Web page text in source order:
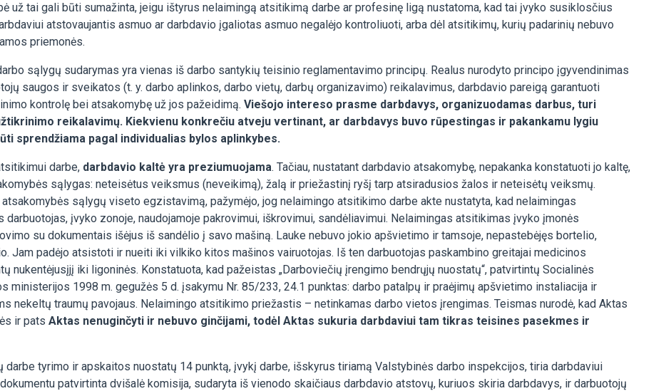
už tai gali būti sumažinta, jeigu ištyrus nelaimingą atsitikimą darbe ar profesinę ligą nustatoma, kad tai įvyko susiklosčius
atstovaujantis asmuo ar darbdavio įgaliotas asmuo negalėjo kontroliuoti, arba dėl atsitikimų, kurių padarinių nebuvo
priemonės.
sąlygų sudarymas yra vienas iš darbo santykių teisinio reglamentavimo principų. Realus nurodyto principo įgyvendinimas
saugos ir sveikatos (t. y. darbo aplinkos, darbo vietų, darbų organizavimo) reikalavimus, darbdavio pareigą garantuoti
kontrolę bei atsakomybę už jos pažeidimą. Viešojo intereso prasme darbdavys, organizuodamas darbus, turi
reikalavimų. Kiekvienu konkrečiu atveju vertinant, ar darbdavys buvo rūpestingas ir pakankamu lygiu
sprendžiama pagal individualias bylos aplinkybes.
darbe, darbdavio kaltė yra preziumuojama. Tačiau, nustatant darbdavio atsakomybę, nepakanka konstatuoti jo kaltę,
sąlygas: neteisėtus veiksmus (neveikimą), žalą ir priežastinį ryšį tarp atsiradusios žalos ir neteisėtų veiksmų.
sąlygų viseto egzistavimą, pažymėjo, jog nelaimingo atsitikimo darbe akte nustatyta, kad nelaimingas
įvyko zonoje, naudojamoje pakrovimui, iškrovimui, sandėliavimui. Nelaimingas atsitikimas įvyko įmonės
su dokumentais išėjus iš sandėlio į savo mašiną. Lauke nebuvo jokio apšvietimo ir tamsoje, nepastebėjęs bortelio,
Jam padėjo atsistoti ir nueiti iki vilkiko kitos mašinos vairuotojas. Iš ten darbuotojas paskambino greitajai medicinos
nukentėjusįjį iki ligoninės. Konstatuota, kad pažeistas „Darboviečių įrengimo bendrųjų nuostatų“, patvirtintų Socialinės
1998 m. gegužės 5 d. įsakymu Nr. 85/233, 24.1 punktas: darbo patalpų ir praėjimų apšvietimo instaliacija ir
nekeltų traumų pavojaus. Nelaimingo atsitikimo priežastis – netinkamas darbo vietos įrengimas. Teismas nurodė, kad Aktas
ir pats Aktas nenuginčyti ir nebuvo ginčijami, todėl Aktas sukuria darbdaviui tam tikras teisines pasekmes ir
tyrimo ir apskaitos nuostatų 14 punktą, įvykį darbe, išskyrus tiriamą Valstybinės darbo inspekcijos, tiria darbdaviui
patvirtinta dvišalė komisija, sudaryta iš vienodo skaičiaus darbdavio atstovų, kuriuos skiria darbdavys, ir darbuotojų